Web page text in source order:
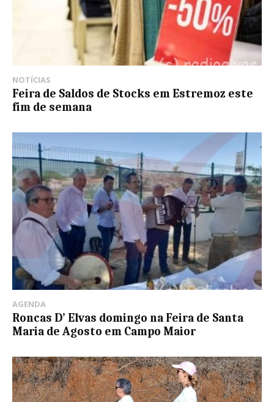
NOTÍCIAS
Feira de Saldos de Stocks em Estremoz este
fim de semana
AGENDA
Roncas D’ Elvas domingo na Feira de Santa
Maria de Agosto em Campo Maior